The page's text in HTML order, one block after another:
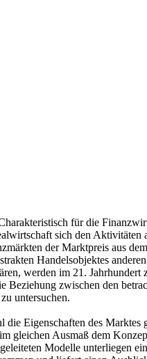
für die
sich den
der Marktpreis aus
Handelsobjektes
werden im 21. Jahrhundert
zwischen den
untersuchen.
Eigenschaften des Marktes
gleichen Ausmaß dem
Modelle unterliegen